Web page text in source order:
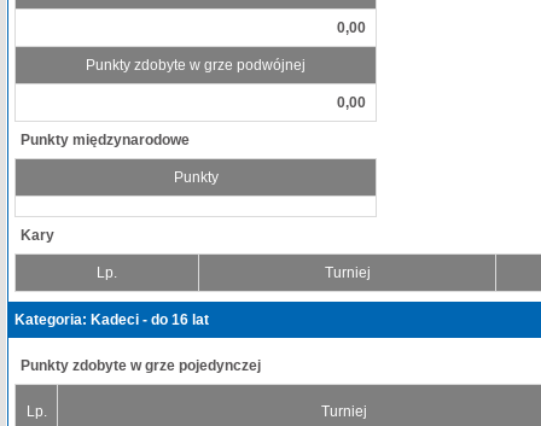
0,00
Punkty zdobyte w grze podwójnej
0,00
Punkty międzynarodowe
Punkty
Kary
Lp. Turniej
Kategoria: Kadeci - do 16 lat
Punkty zdobyte w grze pojedynczej
Lp. Turniej